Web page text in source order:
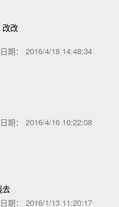
改改
期： 2016/4/18 14:48:34
期： 2016/4/16 10:22:08
去
期： 2016/1/13 11:20:17